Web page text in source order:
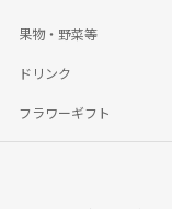
果物・野菜等
ドリンク
フラワーギフト